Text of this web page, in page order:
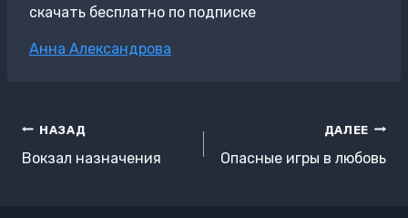
скачать бесплатно по подписке
Метки
Анна Александрова
Навигация
по
НАЗАД
Вокзал назначения
ДАЛЕЕ
Опасные игры в любовь